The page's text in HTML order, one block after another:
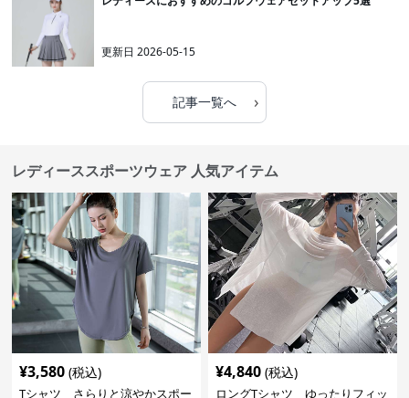
更新日2026-05-15
記事一覧へ ›
レディーススポーツウェア 人気アイテム
¥3,580 (税込)
Tシャツ さらりと涼やかスポー
¥4,840 (税込)
ロングTシャツ ゆったりフィッ